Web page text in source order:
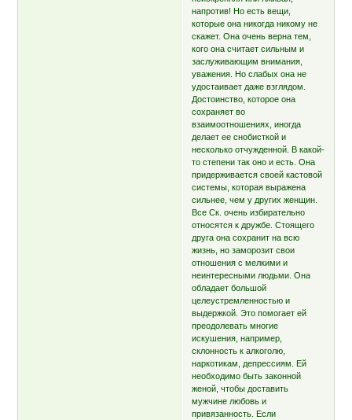
напротив! Но есть вещи,
которые она никогда никому не
скажет. Она очень верна тем,
кого она считает сильным и
заслуживающим внимания,
уважения. Но слабых она не
удостаивает даже взглядом.
Достоинство, которое она
сохраняет во
взаимоотношениях, иногда
делает ее снобисткой и
несколько отчужденной. В какой-
то степени так оно и есть. Она
придерживается своей кастовой
системы, которая выражена
сильнее, чем у других женщин.
Все Ск. очень избирательно
относятся к дружбе. Стоящего
друга она сохранит на всю
жизнь, но заморозит свои
отношения с мелкими и
неинтересными людьми. Она
обладает большой
целеустремленностью и
выдержкой. Это помогает ей
преодолевать многие
искушения, например,
склонность к алкоголю,
наркотикам, депрессиям. Ей
необходимо быть законной
женой, чтобы доставить
мужчине любовь и
привязанность. Если